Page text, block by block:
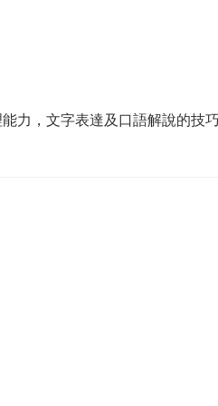
力，文字表達及口語解說的技